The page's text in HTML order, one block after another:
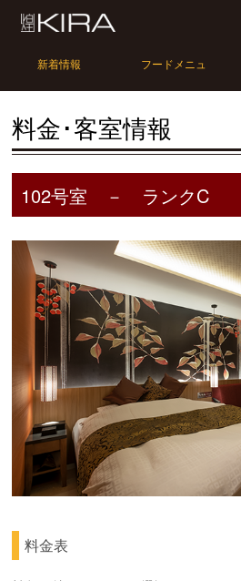
新着情報
フードメニュ
ー
料金･客室情報
102号室 － ランクC
料金表